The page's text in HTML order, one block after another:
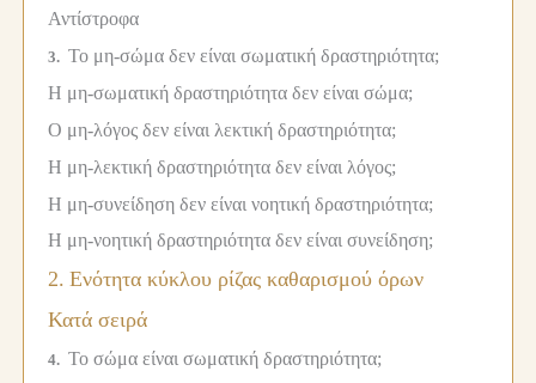
Αντίστροφα
3. Το μη-σώμα δεν είναι σωματική δραστηριότητα;
Η μη-σωματική δραστηριότητα δεν είναι σώμα;
Ο μη-λόγος δεν είναι λεκτική δραστηριότητα;
Η μη-λεκτική δραστηριότητα δεν είναι λόγος;
Η μη-συνείδηση δεν είναι νοητική δραστηριότητα;
Η μη-νοητική δραστηριότητα δεν είναι συνείδηση;
2. Ενότητα κύκλου ρίζας καθαρισμού όρων
Κατά σειρά
4. Το σώμα είναι σωματική δραστηριότητα;